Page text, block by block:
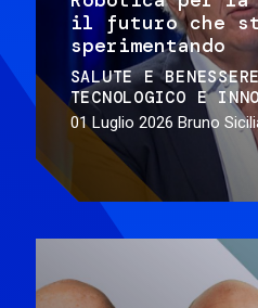
il futuro che
sperimentando
SALUTE E
TECNOLOGICO E
01 Luglio 2026 Bruno